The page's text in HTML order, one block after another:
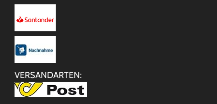
VERSANDARTEN: